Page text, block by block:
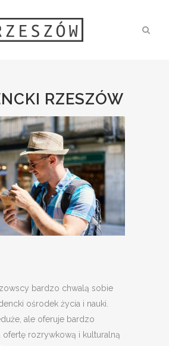
RZESZÓW
bardzo chwalą sobie
ośrodek życia i nauki.
ale oferuje bardzo
rozrywkową i kulturalną